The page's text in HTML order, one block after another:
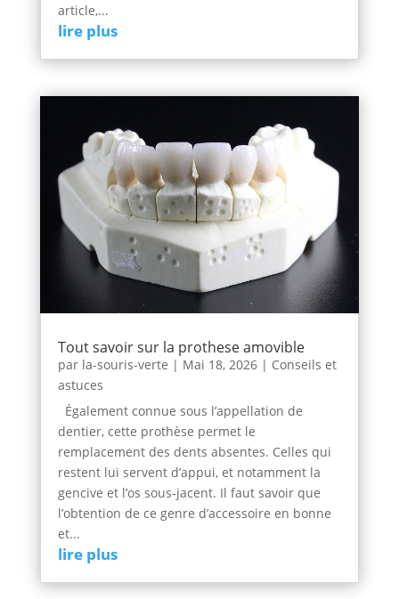
article,...
lire plus
Tout savoir sur la prothese amovible
par la-souris-verte | Mai 18, 2026| Conseils et
astuces
Également connue sous l’appellation de
dentier, cette prothèse permet le
remplacement des dents absentes. Celles qui
restent lui servent d’appui, et notamment la
gencive et l’os sous-jacent. Il faut savoir que
l’obtention de ce genre d’accessoire en bonne
et...
lire plus